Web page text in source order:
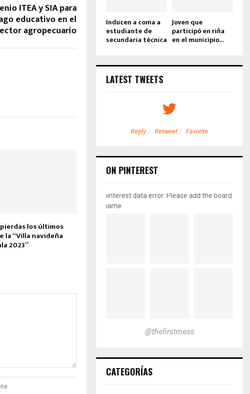
ITEA y SIA para
educativo en el
agropecuario
los últimos
la “Villa navideña
2023”
Inducen a coma a
estudiante de
secundaria técnica
Joven que
participó en riña
en el municipio...
LATEST TWEETS
Reply Retweet Favorite
ON PINTEREST
pinterest data error: Please add the board
name
@thefirstmess
CATEGORÍAS